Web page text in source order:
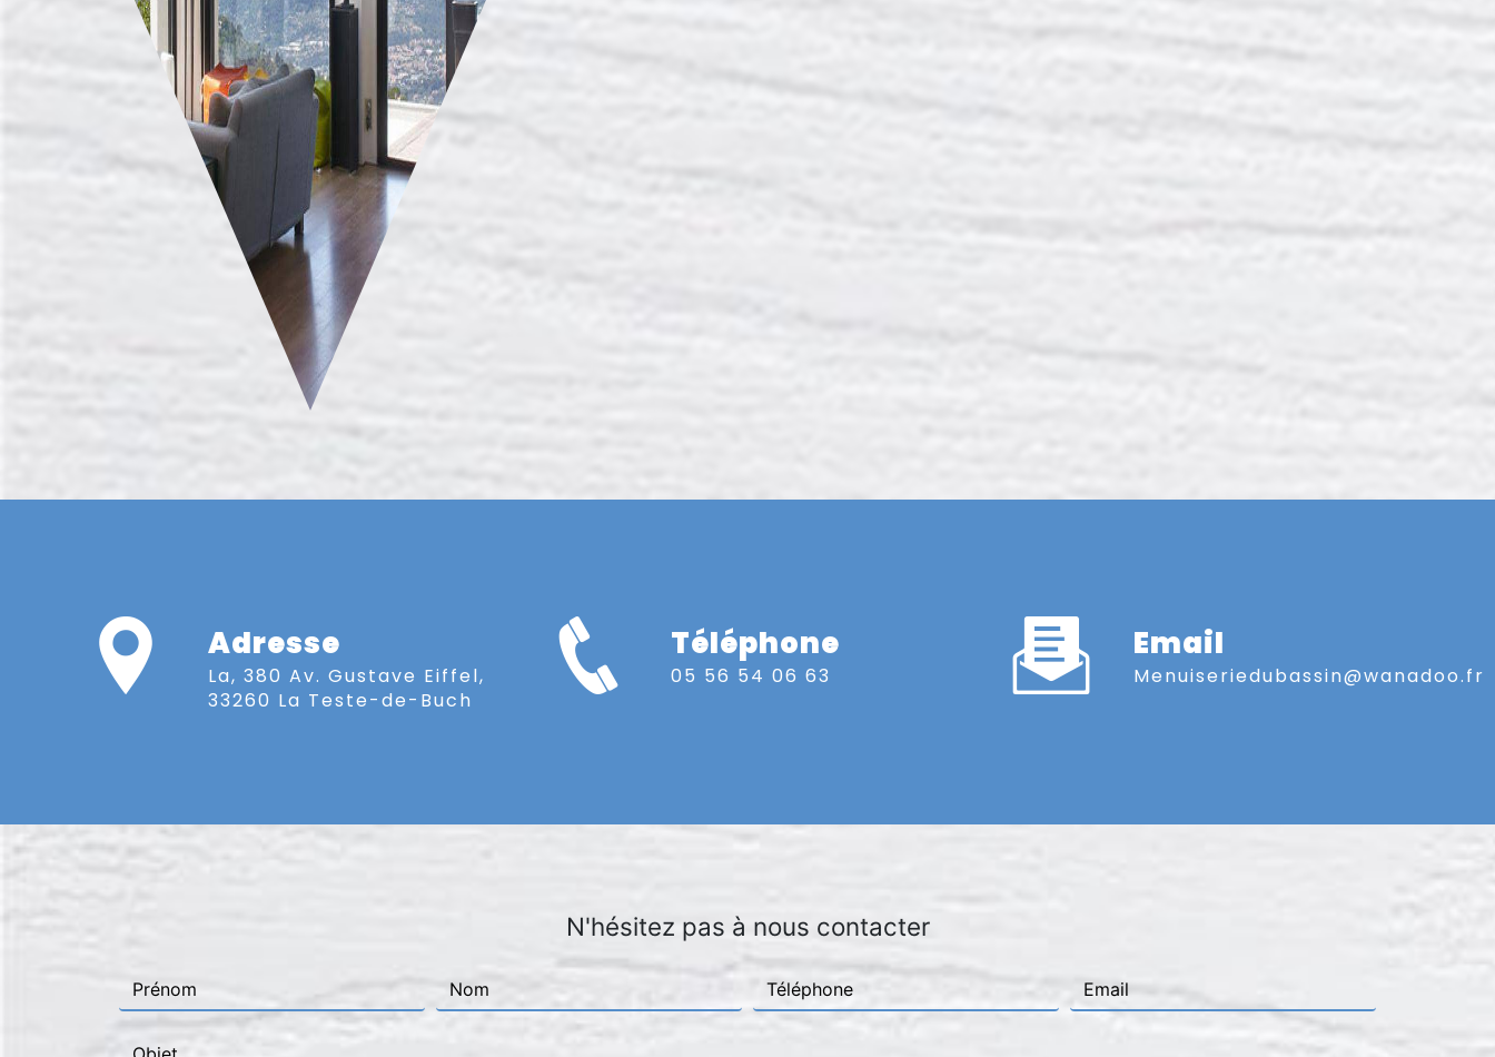
Adresse
La, 380 Av. Gustave Eiffel,
33260 La Teste-de-Buch
Téléphone
05 56 54 06 63
Email
menuiseriedubassin@wanadoo.fr
N'hésitez pas à nous contacter